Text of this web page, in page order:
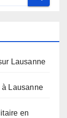
Lausanne
Lausanne
en